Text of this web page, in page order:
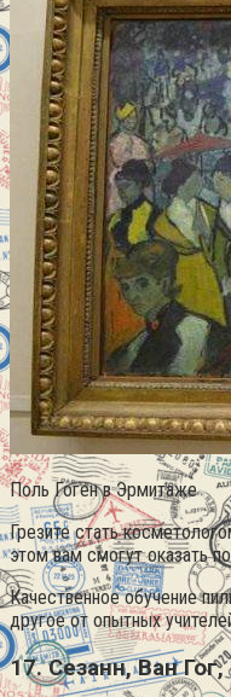
Поль Гоген в Эрмитаже
Грезите стать
этом вам смогут оказать
Качественное обучение
другое от опытных
17. Сезанн, Ван Гог,